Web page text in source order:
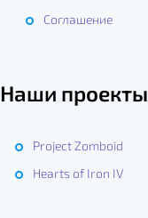
Соглашение
Наши проекты
Project Zomboid
Hearts of Iron IV